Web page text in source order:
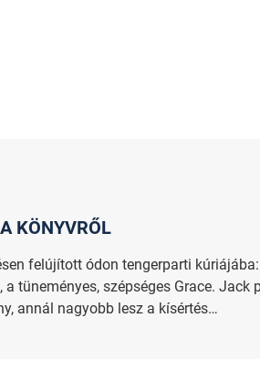
A KÖNYVRŐL
felújított ódon tengerparti
tüneményes, szépséges Grace.
annál nagyobb lesz a kísértés…